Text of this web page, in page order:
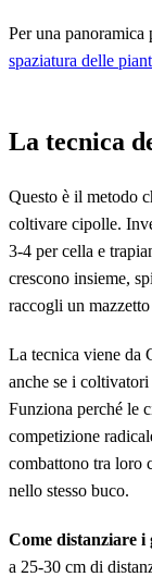
Per una panoramica
spaziatura delle
La tecnica
Questo è il metodo
coltivare cipolle.
3-4 per cella e
crescono insieme,
raccogli un
La tecnica viene da
anche se i
Funziona perché le
competizione
combattono tra loro
nello stesso buco.
Come distanziare
a 25-30 cm di